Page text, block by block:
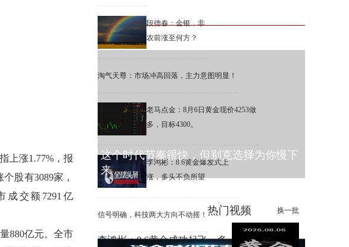
上涨1.77%，报
股有3089家，
成交额7291亿
880亿元。全市
段德春：金银，非
农前涨至何方？
淘气天尊：市场冲高回落，主力意图明显！
老马点金：8月6日黄金现价4253做
多，目标4300。
李鸿彬：8.6黄金爆发式上
涨，多头不负所望
信号明确，科技两大方向不动摇！ 热门视频 换一批
这个时代节奏很快，但别克选择为你慢下
来
李鸿彬：8.6黄金成功起飞，多